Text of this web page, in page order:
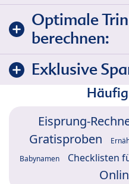
Optimale
berechnen:
Exklusive
Eisprung-
Gratisproben
Babynamen Checklisten